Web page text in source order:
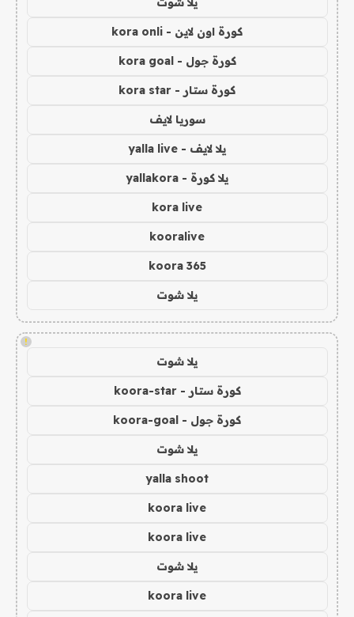
كورة اون لاين - kora onli
كورة جول - kora goal
كورة ستار - kora star
سوريا لايف
يلا لايف - yalla live
يلا كورة - yallakora
kora live
kooralive
koora 365
يلا شوت
!
يلا شوت
كورة ستار - koora-star
كورة جول - koora-goal
يلا شوت
yalla shoot
koora live
koora live
يلا شوت
koora live